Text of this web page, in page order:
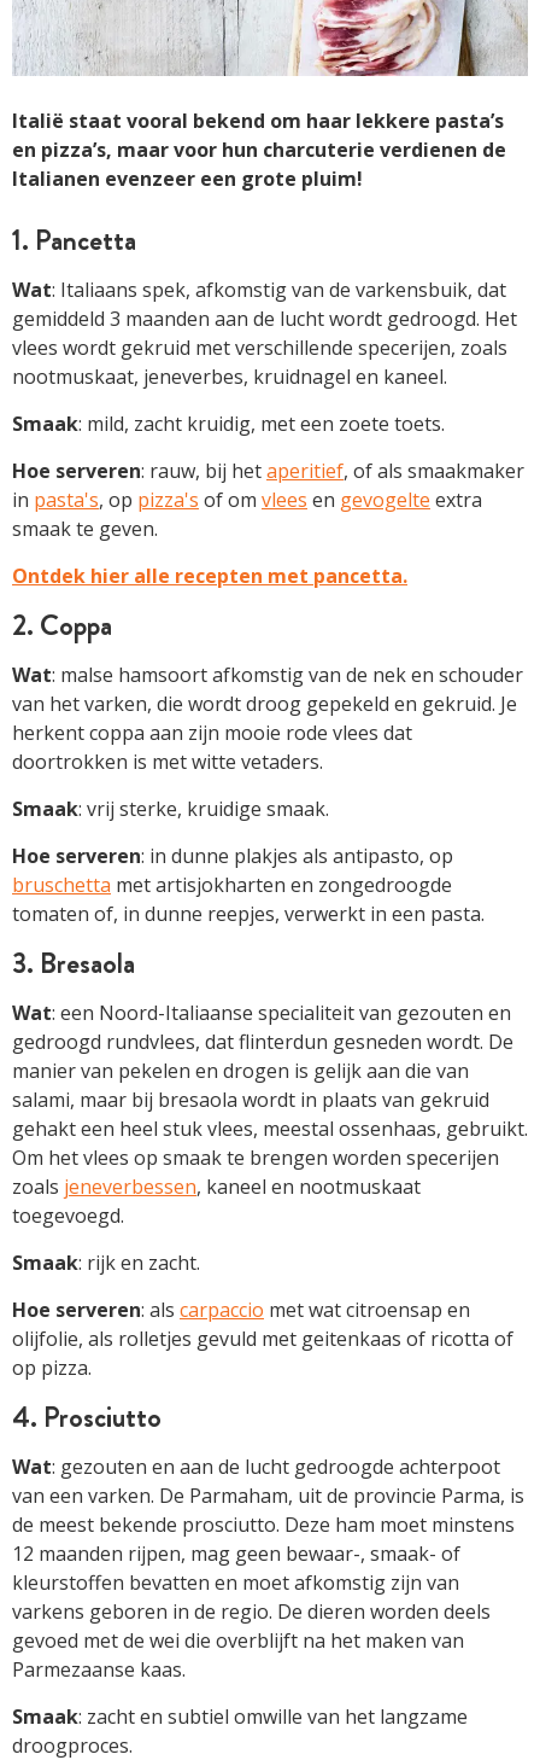
Italië staat vooral bekend om haar lekkere pasta’s
en pizza’s, maar voor hun charcuterie verdienen de
Italianen evenzeer een grote pluim!
1. Pancetta
Wat: Italiaans spek, afkomstig van de varkensbuik, dat
gemiddeld 3 maanden aan de lucht wordt gedroogd. Het
vlees wordt gekruid met verschillende specerijen, zoals
nootmuskaat, jeneverbes, kruidnagel en kaneel.
Smaak: mild, zacht kruidig, met een zoete toets.
Hoe serveren: rauw, bij hetaperitief, of als smaakmaker
in pasta's, op pizza's of om vlees en gevogelte extra
smaak te geven.
Ontdek hier alle recepten met pancetta.
2. Coppa
Wat: malse hamsoort afkomstig van de nek en schouder
van het varken, die wordt droog gepekeld en gekruid. Je
herkent coppa aan zijn mooie rode vlees dat
doortrokken is met witte vetaders.
Smaak: vrij sterke, kruidige smaak.
Hoe serveren: in dunne plakjes als antipasto, op
bruschetta met artisjokharten en zongedroogde
tomaten of, in dunne reepjes, verwerkt in een pasta.
3. Bresaola
Wat: een Noord-Italiaanse specialiteit van gezouten en
gedroogd rundvlees, dat flinterdun gesneden wordt. De
manier van pekelen en drogen is gelijk aan die van
salami, maar bij bresaola wordt in plaats van gekruid
gehakt een heel stuk vlees, meestal ossenhaas, gebruikt.
Om het vlees op smaak te brengen worden specerijen
zoals jeneverbessen, kaneel en nootmuskaat
toegevoegd.
Smaak: rijk en zacht.
Hoe serveren: als carpaccio met wat citroensap en
olijfolie, als rolletjes gevuld met geitenkaas of ricotta of
op pizza.
4. Prosciutto
Wat: gezouten en aan de lucht gedroogde achterpoot
van een varken. De Parmaham, uit de provincie Parma, is
de meest bekende prosciutto. Deze ham moet minstens
12 maanden rijpen, mag geen bewaar-, smaak- of
kleurstoffen bevatten en moet afkomstig zijn van
varkens geboren in de regio. De dieren worden deels
gevoed met de wei die overblijft na het maken van
Parmezaanse kaas.
Smaak: zacht en subtiel omwille van het langzame
droogproces.